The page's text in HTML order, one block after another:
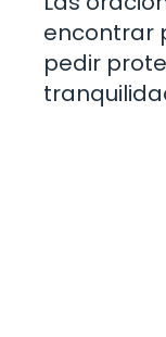
encontrar
pedir